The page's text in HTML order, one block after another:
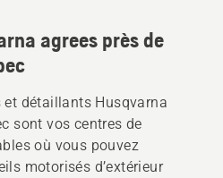
agrees près de
et détaillants Husqvarna
sont vos centres de
où vous pouvez
motorisés d’extérieur